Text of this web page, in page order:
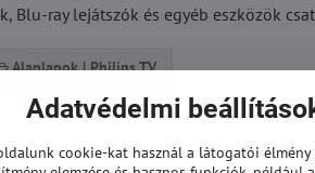
ray lejátszók és egyéb eszközök
Alaplapok | Philips TV
Adatvédelmi
cookie-kat használ a látogatói élmény